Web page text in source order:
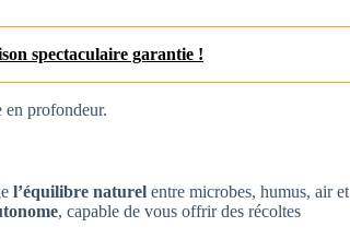
spectaculaire garantie !
en profondeur.
l’équilibre naturel entre microbes, humus, air et
, capable de vous offrir des récoltes